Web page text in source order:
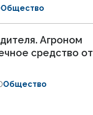
Общество
Агроном
средство от
Общество